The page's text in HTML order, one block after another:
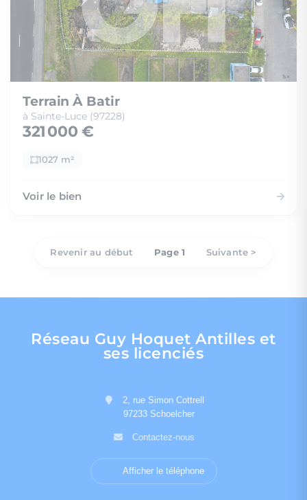
Terrain À Batir
à Sainte-Luce (97228)
321 000 €
1027 m²
Voir le bien
Revenir au début Page 1 Suivante >
Réseau Guy Hoquet Antilles et
ses licenciés
2, rue Simon Cottrell
97233 Schoelcher
Contactez-nous
Afficher le téléphone